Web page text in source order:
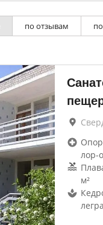
по отзывам
лор-
м²